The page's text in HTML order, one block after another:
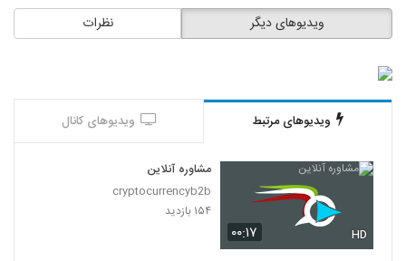
نظرات ویدیوهای دیگر
ویدیوهای مرتبط ویدیوهای کانال
۰۰:۱۷ HD
مشاوره آنلاین
cryptocurrencyb2b
۱۵۴ بازدید